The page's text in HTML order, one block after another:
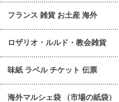
フランス 雑貨 お土産 海外
ロザリオ・ルルド・教会雑貨
味紙 ラベル チケット 伝票
海外マルシェ袋 （市場の紙袋）